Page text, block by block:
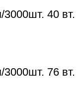
40 вт.
76 вт.